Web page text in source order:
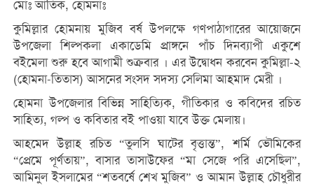
মোঃ আতিক, হোমনাঃ
কুমিল্লার হোমনায় মুজিব বর্ষ উপলক্ষে গণপাঠাগারের আয়োজনে
উপজেলা শিল্পকলা একাডেমি প্রাঙ্গনে পাঁচ দিনব্যাপী একুশে
বইমেলা শুরু হবে আগামী শুক্রবার । এর উদ্বোধন করবেন কুমিল্লা-২
(হোমনা-তিতাস) আসনের সংসদ সদস্য সেলিমা আহমাদ মেরী ।
হোমনা উপজেলার বিভিন্ন সাহিত্যিক, গীতিকার ও কবিদের রচিত
সাহিত্য, গল্প ও কবিতার বই পাওয়া যাবে উক্ত মেলায়।
আহমেদ উল্লাহ রচিত “তুলসি ঘাটের বৃত্তান্ত”, শর্মি ভৌমিকের
“প্রেমে পূর্ণতায়”, বাসার তাসাউফের “মা সেজে পরি এসেছিল”,
আমিনুল ইসলামের “শতবর্ষে শেখ মুজিব” ও আমান উল্লাহ চৌধুরীর